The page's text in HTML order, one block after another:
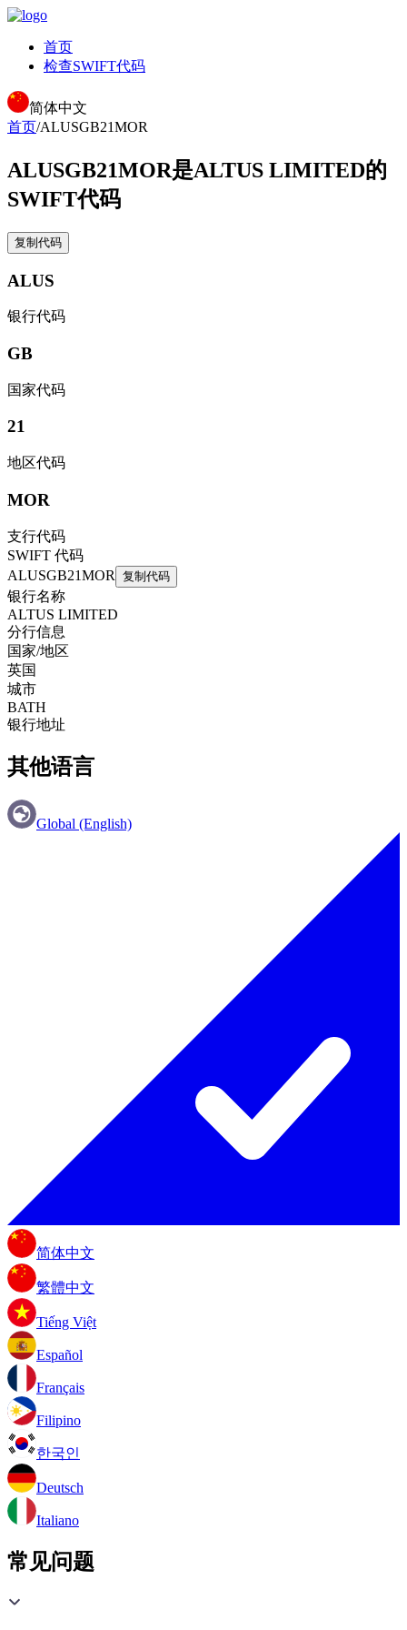
首页
检查SWIFT代码
简体中文
首页/ALUSGB21MOR
ALUSGB21MOR是ALTUS LIMITED的
SWIFT代码
复制代码
ALUS
银行代码
GB
国家代码
21
地区代码
MOR
支行代码
SWIFT 代码
ALUSGB21MOR
复制代码
银行名称
ALTUS LIMITED
分行信息
国家/地区
英国
城市
BATH
银行地址
其他语言
Global (English)
简体中文
繁體中文
Tiếng Việt
Español
Français
Filipino
한국인
Deutsch
Italiano
常见问题